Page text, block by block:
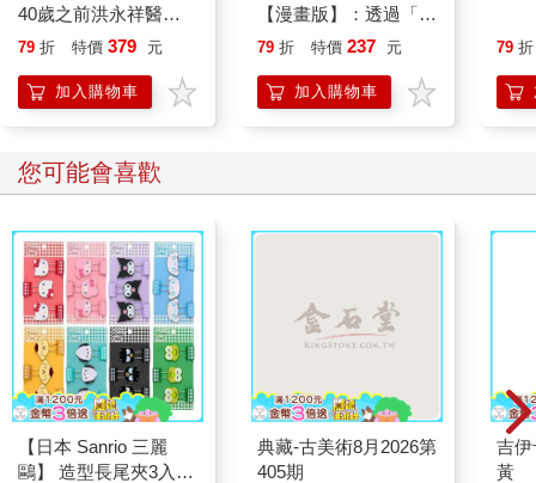
40歲之前洪永祥醫師
就告訴我這些事
79 折 特價 379 元
加入購物車
【漫畫版】：透過「小
行動」打開大腦的行動
「行動派」的37個科
學方法
79 折 特價 237 元
加入購物車
79 折
您可能會喜歡
【日本 Sanrio 三麗
鷗】 造型長尾夾3入組
典藏-古美術8月2026第
405期
吉
黃